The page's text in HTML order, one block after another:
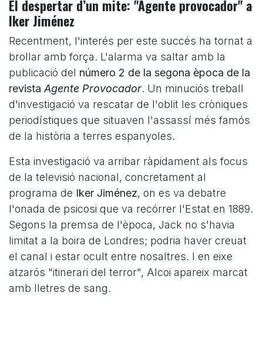
El despertar d’un mite: "Agente provocador" a
Iker Jiménez
Recentment, l'interés per este succés ha tornat a
brollar amb força. L'alarma va saltar amb la
publicació del número 2 de la segona època de la
revista Agente Provocador. Un minuciós treball
d'investigació va rescatar de l'oblit les cròniques
periodístiques que situaven l'assassí més famós
de la història a terres espanyoles.
Esta investigació va arribar ràpidament als focus
de la televisió nacional, concretament al
programa de Iker Jiménez, on es va debatre
l'onada de psicosi que va recórrer l'Estat en 1889.
Segons la premsa de l'època, Jack no s'havia
limitat a la boira de Londres; podria haver creuat
el canal i estar ocult entre nosaltres. I en eixe
atzarós "itinerari del terror", Alcoi apareix marcat
amb lletres de sang.